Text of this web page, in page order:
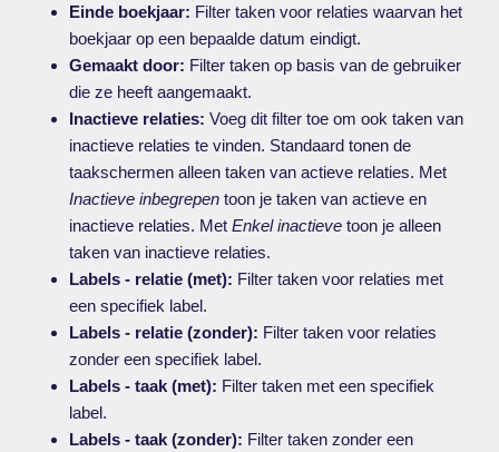
Einde boekjaar: Filter taken voor relaties waarvan het
boekjaar op een bepaalde datum eindigt.
Gemaakt door: Filter taken op basis van de gebruiker
die ze heeft aangemaakt.
Inactieve relaties: Voeg dit filter toe om ook taken van
inactieve relaties te vinden. Standaard tonen de
taakschermen alleen taken van actieve relaties. Met
Inactieve inbegrepen toon je taken van actieve en
inactieve relaties. MetEnkel inactieve toon je alleen
taken van inactieve relaties.
Labels - relatie (met): Filter taken voor relaties met
een specifiek label.
Labels - relatie (zonder): Filter taken voor relaties
zonder een specifiek label.
Labels - taak (met): Filter taken met een specifiek
label.
Labels - taak (zonder): Filter taken zonder een